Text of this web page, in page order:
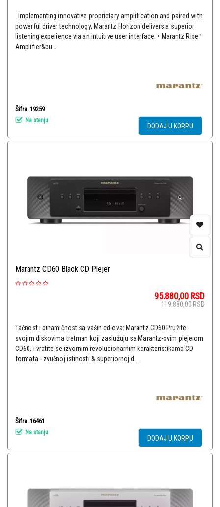
Implementing innovative proprietary amplification and paired with
powerful driver technology, Marantz Horizon delivers a superior
listening experience via an intuitive user interface. • Marantz Rise™
Amplifier&bu...
Šifra: 19259
Na stanju
DODAJ U KORPU
Marantz CD60 Black CD Plejer
95.880,00 RSD
119.880,00RSD
Tačnost i dinamičnost sa vaših cd-ova: Marantz CD60 Pružite
svojim diskovima tretman koji zaslužuju sa Marantz-ovim plejerom
CD60, i vratite se izvornim revolucionarnim karakteristikama CD
formata - zvučnoj istinosti & superiornoj d...
Šifra: 16461
Na stanju
DODAJ U KORPU